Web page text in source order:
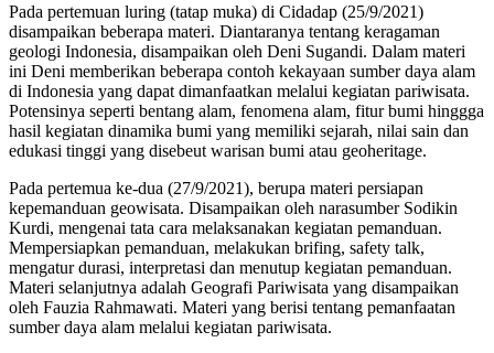
Pada pertemuan luring (tatap muka) di Cidadap (25/9/2021)
disampaikan beberapa materi. Diantaranya tentang keragaman
geologi Indonesia, disampaikan oleh Deni Sugandi. Dalam materi
ini Deni memberikan beberapa contoh kekayaan sumber daya alam
di Indonesia yang dapat dimanfaatkan melalui kegiatan pariwisata.
Potensinya seperti bentang alam, fenomena alam, fitur bumi hinggga
hasil kegiatan dinamika bumi yang memiliki sejarah, nilai sain dan
edukasi tinggi yang disebeut warisan bumi atau geoheritage.
Pada pertemua ke-dua (27/9/2021), berupa materi persiapan
kepemanduan geowisata. Disampaikan oleh narasumber Sodikin
Kurdi, mengenai tata cara melaksanakan kegiatan pemanduan.
Mempersiapkan pemanduan, melakukan brifing, safety talk,
mengatur durasi, interpretasi dan menutup kegiatan pemanduan.
Materi selanjutnya adalah Geografi Pariwisata yang disampaikan
oleh Fauzia Rahmawati. Materi yang berisi tentang pemanfaatan
sumber daya alam melalui kegiatan pariwisata.